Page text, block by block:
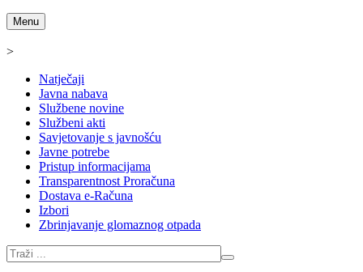
Menu
>
Natječaji
Javna nabava
Službene novine
Službeni akti
Savjetovanje s javnošću
Javne potrebe
Pristup informacijama
Transparentnost Proračuna
Dostava e-Računa
Izbori
Zbrinjavanje glomaznog otpada